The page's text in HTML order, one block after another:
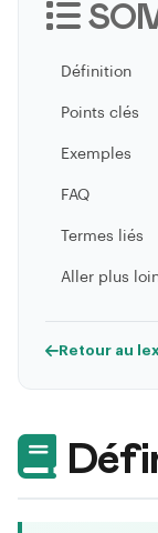
Définition
Points clés
Exemples
FAQ
Termes liés
Aller plus
Retour au